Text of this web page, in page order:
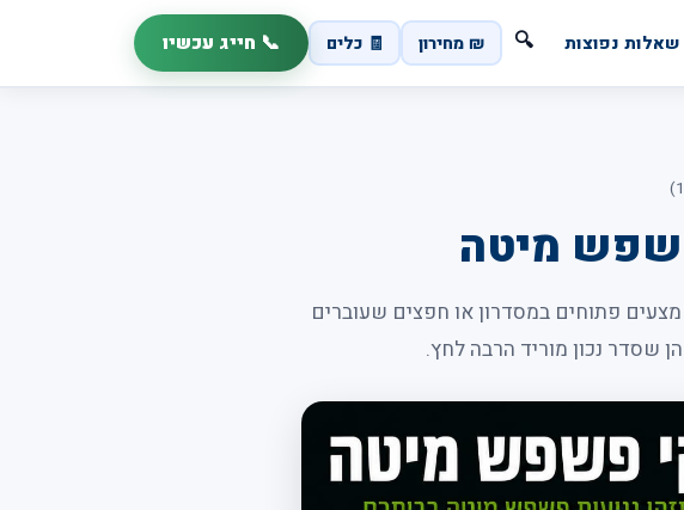
שאלות נפוצות 🔍 ₪ מחירון 🧾 כלים 📞 חייג עכשיו
מיטה
פתוחים במסדרון או חפצים שעוברים
שסדר נכון מוריד הרבה לחץ.